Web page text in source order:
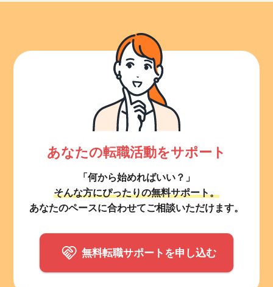
あなたの転職活動をサポート
「何から始めればいい？」
そんな方にぴったりの無料サポート。
あなたのペースに合わせてご相談いただけます。
無料転職サポートを申し込む